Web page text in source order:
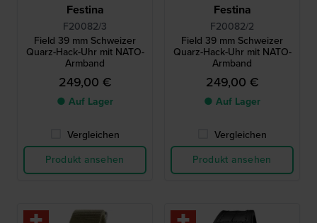
Festina
F20082/3
Field 39 mm Schweizer
Quarz-Hack-Uhr mit NATO-
Armband
249,00 €
● Auf Lager
Vergleichen
Produkt ansehen
Festina
F20082/2
Field 39 mm Schweizer
Quarz-Hack-Uhr mit NATO-
Armband
249,00 €
● Auf Lager
Vergleichen
Produkt ansehen